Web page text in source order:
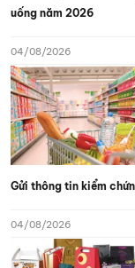
uống năm 2026
04/08/2026
Gửi thông tin kiểm
04/08/2026